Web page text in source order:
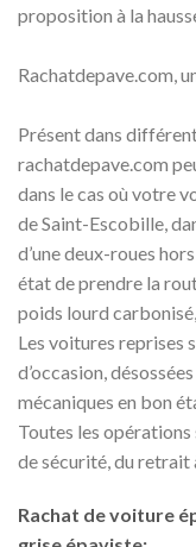
proposition à la
Rachatdepave.com,
Présent dans
rachatdepave.com
dans le cas où votre
de Saint-Escobille,
d’une deux-roues
état de prendre la
poids lourd
Les voitures reprises
d’occasion,
mécaniques en bon
Toutes les
de sécurité, du retrait
Rachat de voiture